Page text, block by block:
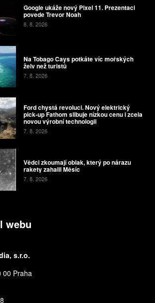
Google ukáže nový Pixel 11. Prezentaci
povede Trevor Noah
8. 8. 2026
Na Tobago Cays potkáte víc mořských
želv než turistů
7. 8. 2026
Ford chystá revoluci. Nový elektrický
pick-up Fathom slibuje nízkou cenu i zcela
novou výrobní technologii
7. 8. 2026
Vědci zkoumají oblak, který po nárazu
rakety zahalil Měsíc
7. 8. 2026
webu
s.r.o.
00 Praha